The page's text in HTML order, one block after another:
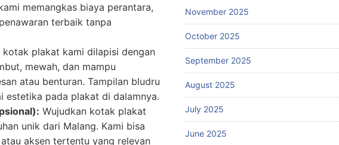
memangkas biaya perantara,
terbaik tanpa
kotak plakat kami dilapisi dengan
mewah, dan mampu
atau benturan. Tampilan bludru
estetika pada plakat di dalamnya.
Wujudkan kotak plakat
unik dari Malang. Kami bisa
aksen tertentu yang relevan
November 2025
October 2025
September 2025
August 2025
July 2025
June 2025